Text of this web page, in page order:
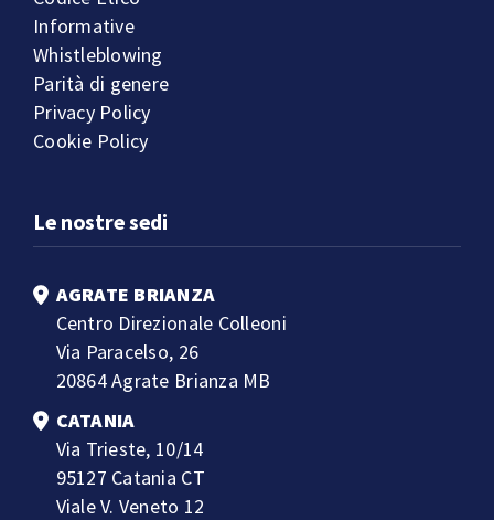
Informative
Whistleblowing
Parità di genere
Privacy Policy
Cookie Policy
Le nostre sedi
AGRATE BRIANZA
Centro Direzionale Colleoni
Via Paracelso, 26
20864 Agrate Brianza MB
CATANIA
Via Trieste, 10/14
95127 Catania CT
Viale V. Veneto 12